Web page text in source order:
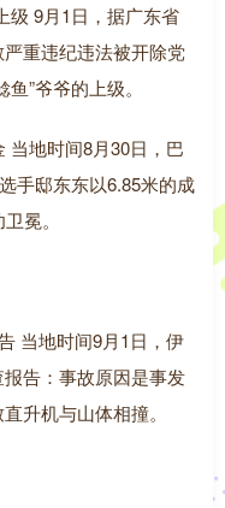
级 9月1日，据广东省
重违纪违法被开除党
”爷爷的上级。
当地时间8月30日，巴
手邸东东以6.85米的成
冕。
当地时间9月1日，伊
告：事故原因是事发
升机与山体相撞。